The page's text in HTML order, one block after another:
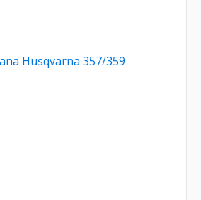
Husqvarna 357/359